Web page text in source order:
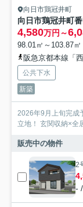
向日市鶏冠井町
向日市鶏冠井町
4,580万円～
98.01㎡～103.87
阪急京都本線「
公共下水
新築
2026年9月上旬完成
立地！ 玄関収納×全
販売中の物件
2
-